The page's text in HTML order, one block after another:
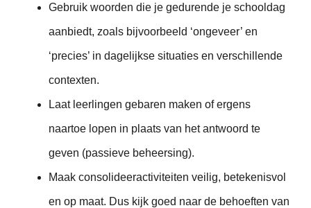
Gebruik woorden die je gedurende je schooldag
aanbiedt, zoals bijvoorbeeld ‘ongeveer’ en
‘precies’ in dagelijkse situaties en verschillende
contexten.
Laat leerlingen gebaren maken of ergens
naartoe lopen in plaats van het antwoord te
geven (passieve beheersing).
Maak consolideeractiviteiten veilig, betekenisvol
en op maat. Dus kijk goed naar de behoeften van